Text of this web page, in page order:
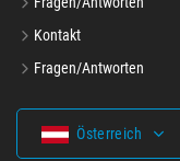
Kontakt
Fragen/Antworten
Österreich